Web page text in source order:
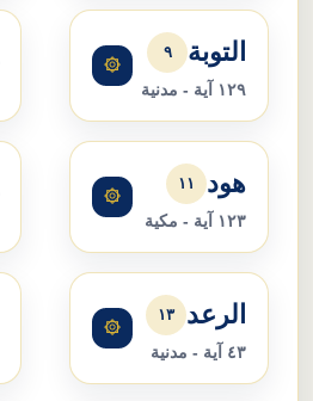
التوبة ٩
١٢٩ آية - مدنية
۞
هود ١١
١٢٣ آية - مكية
۞
الرعد ١٣
٤٣ آية - مدنية
۞